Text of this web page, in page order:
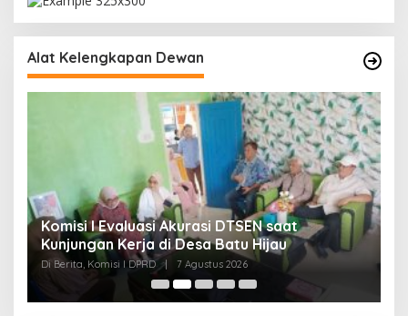
Alat Kelengkapan Dewan
Komisi I Evaluasi Akurasi DTSEN saat
Kunjungan Kerja di Desa Batu Hijau
Di Berita, Komisi I DPRD | 7 Agustus 2026